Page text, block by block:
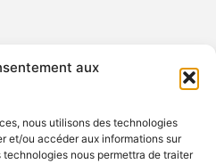
aux
nous utilisons des technologies
et/ou accéder aux informations sur
nous permettra de traiter